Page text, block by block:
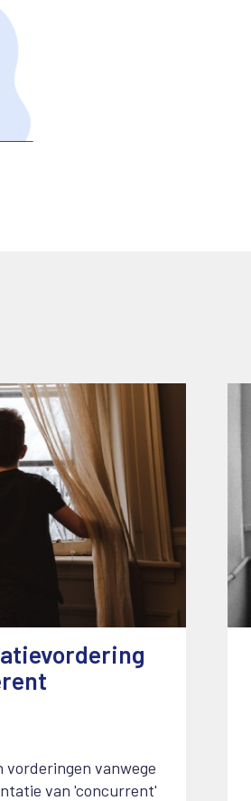
vorderingen vanwege
van 'concurrent'